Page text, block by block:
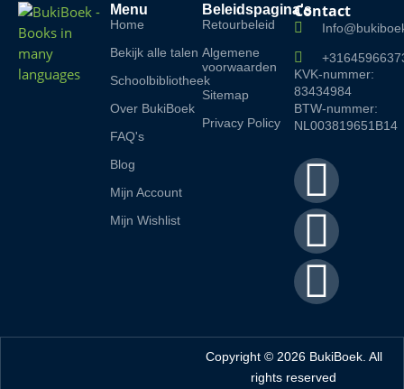
Menu
Home
Bekijk alle talen
Schoolbibliotheek
Over BukiBoek
FAQ's
Blog
Mijn Account
Mijn Wishlist
Beleidspagina's
Retourbeleid
Algemene
voorwaarden
Sitemap
Privacy Policy
Contact
KVK-nummer:
83434984
BTW-nummer:
NL003819651B14
F
a
c
e
b
I
n
s
t
a
L
i
n
k
e
Copyright © 2026 BukiBoek. All
rights reserved